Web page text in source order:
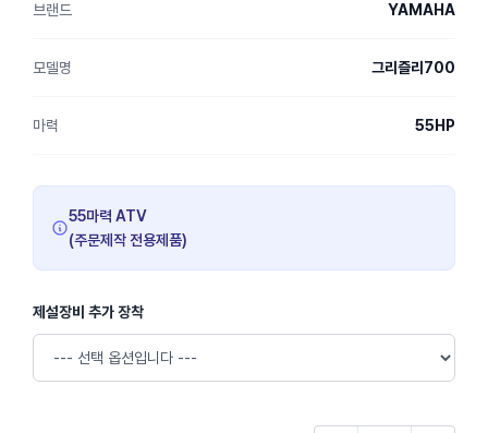
브랜드 YAMAHA
모델명 그리즐리700
마력 55HP
55마력 ATV
(주문제작 전용제품)
제설장비 추가 장착